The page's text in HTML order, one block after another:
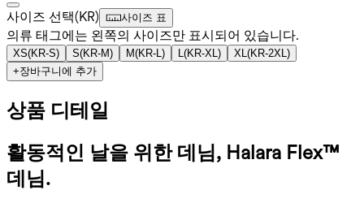
사이즈 선택(KR) 사이즈 표
의류 태그에는 왼쪽의 사이즈만 표시되어 있습니다.
XS(KR-S) S(KR-M) M(KR-L) L(KR-XL) XL(KR-2XL)
+장바구니에 추가
상품 디테일
활동적인 날을 위한 데님, Halara Flex™
데님.